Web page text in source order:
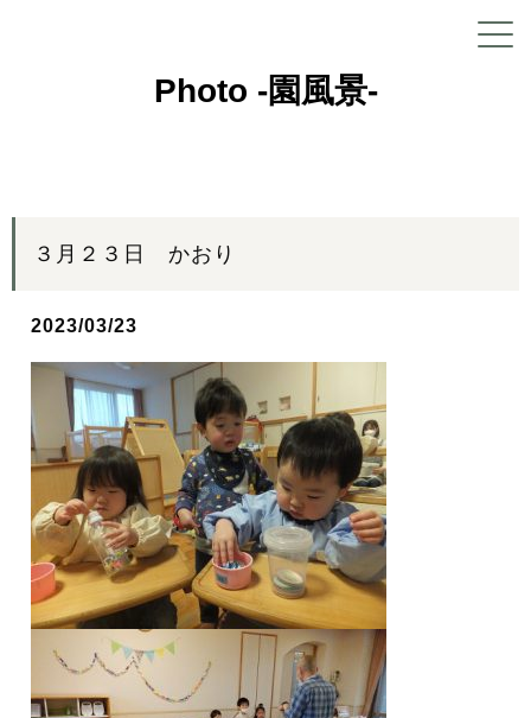
Photo -園風景-
３月２３日 かおり
2023/03/23